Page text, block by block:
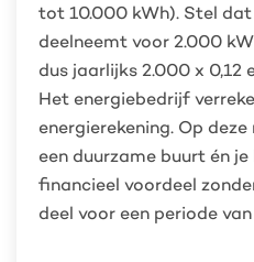
tot 10.000 kWh). Stel
deelneemt voor 2.000
dus jaarlijks 2.000 x 0,12
Het energiebedrijf
energierekening. Op
een duurzame buurt én
financieel voordeel
deel voor een periode